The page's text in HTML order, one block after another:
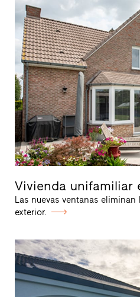
Vivienda unifamiliar
Las nuevas ventanas
exterior.